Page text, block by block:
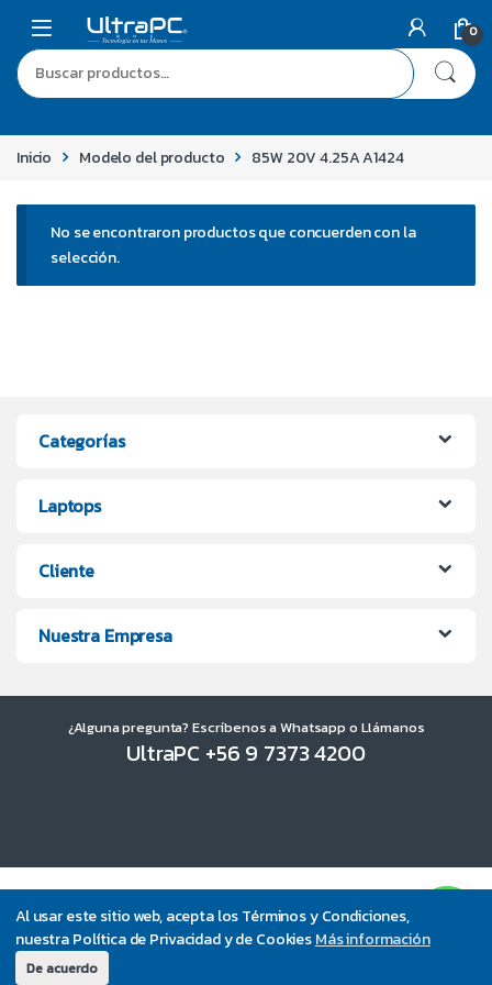
Al usar este sitio web, acepta los Términos y Condiciones,
nuestra Política de Privacidad y de CookiesMás información
De acuerdo
0
Inicio Modelo del producto 85W 20V 4.25A A1424
No se encontraron productos que concuerden con la
selección.
Categorías
Laptops
Cliente
Nuestra Empresa
¿Alguna pregunta? Escríbenos a Whatsapp o Llámanos
UltraPC +56 9 7373 4200